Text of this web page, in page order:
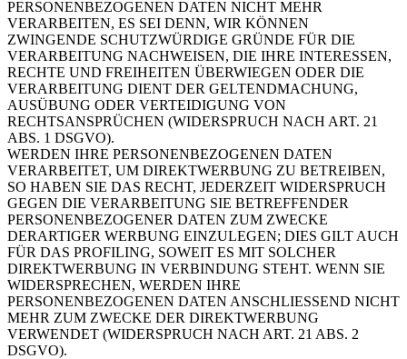
PERSONENBEZOGENEN DATEN NICHT MEHR
VERARBEITEN, ES SEI DENN, WIR KÖNNEN
ZWINGENDE SCHUTZWÜRDIGE GRÜNDE FÜR DIE
VERARBEITUNG NACHWEISEN, DIE IHRE INTERESSEN,
RECHTE UND FREIHEITEN ÜBERWIEGEN ODER DIE
VERARBEITUNG DIENT DER GELTENDMACHUNG,
AUSÜBUNG ODER VERTEIDIGUNG VON
RECHTSANSPRÜCHEN (WIDERSPRUCH NACH ART. 21
ABS. 1 DSGVO).
WERDEN IHRE PERSONENBEZOGENEN DATEN
VERARBEITET, UM DIREKTWERBUNG ZU BETREIBEN,
SO HABEN SIE DAS RECHT, JEDERZEIT WIDERSPRUCH
GEGEN DIE VERARBEITUNG SIE BETREFFENDER
PERSONENBEZOGENER DATEN ZUM ZWECKE
DERARTIGER WERBUNG EINZULEGEN; DIES GILT AUCH
FÜR DAS PROFILING, SOWEIT ES MIT SOLCHER
DIREKTWERBUNG IN VERBINDUNG STEHT. WENN SIE
WIDERSPRECHEN, WERDEN IHRE
PERSONENBEZOGENEN DATEN ANSCHLIESSEND NICHT
MEHR ZUM ZWECKE DER DIREKTWERBUNG
VERWENDET (WIDERSPRUCH NACH ART. 21 ABS. 2
DSGVO).